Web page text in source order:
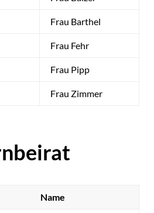
Frau Barthel
Frau Fehr
Frau Pipp
Frau Zimmer
Name